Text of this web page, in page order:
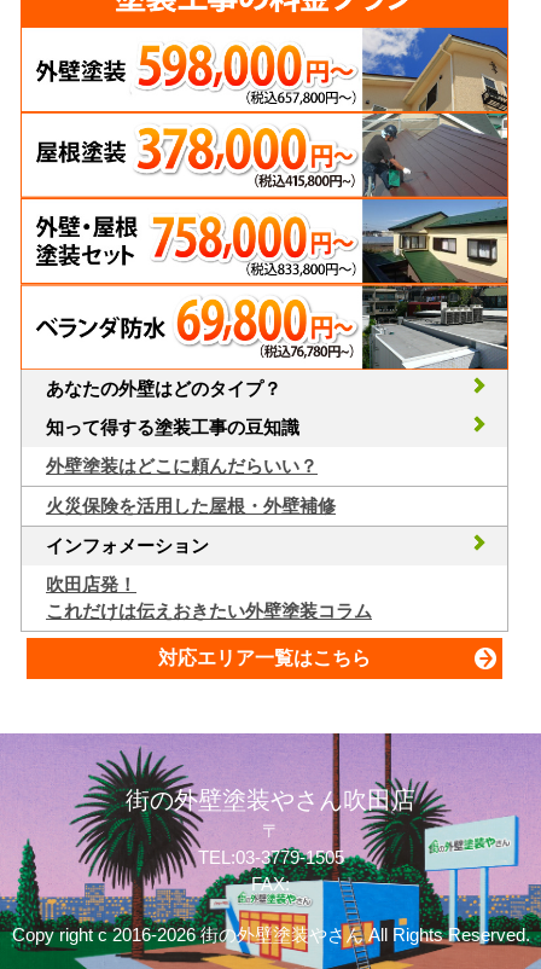
あなたの外壁はどのタイプ？
知って得する塗装工事の豆知識
外壁塗装はどこに頼んだらいい？
火災保険を活用した屋根・外壁補修
インフォメーション
吹田店発！
これだけは伝えおきたい外壁塗装コラム
対応エリア一覧はこちら
街の外壁塗装やさん吹田店
〒
TEL:03-3779-1505
FAX:
Copy right c 2016-2026 街の外壁塗装やさん All Rights Reserved.